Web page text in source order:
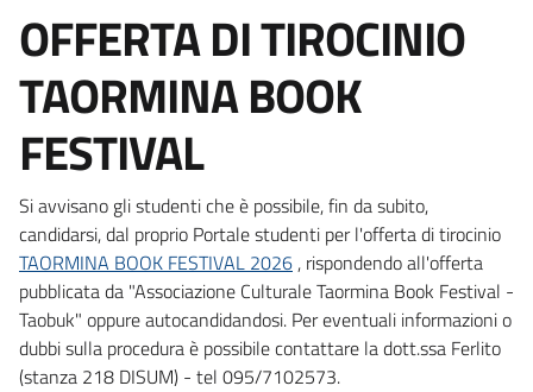
OFFERTA DI TIROCINIO
TAORMINA BOOK
FESTIVAL
Si avvisano gli studenti che è possibile, fin da subito,
candidarsi, dal proprio Portale studenti per l'offerta di tirocinio
TAORMINA BOOK FESTIVAL 2026, rispondendo all'offerta
pubblicata da "Associazione Culturale Taormina Book Festival -
Taobuk" oppure autocandidandosi. Per eventuali informazioni o
dubbi sulla procedura è possibile contattare la dott.ssa Ferlito
(stanza 218 DISUM) - tel 095/7102573.